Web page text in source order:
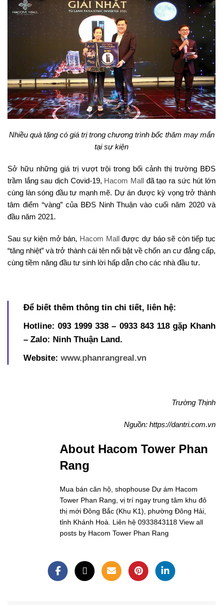
Nhiều quà tặng có giá trị trong chương trình bốc thăm may mắn
tại sự kiện
Sở hữu những giá trị vượt trội trong bối cảnh thị trường BĐS
trầm lắng sau dịch Covid-19, Hacom Mall đã tạo ra sức hút lớn
cùng làn sóng đầu tư mạnh mẽ. Dự án được kỳ vọng trở thành
tâm điểm “vàng” của BĐS Ninh Thuận vào cuối năm 2020 và
đầu năm 2021.
Sau sự kiện mở bán, Hacom Mallđược dự báo sẽ còn tiếp tục
“tăng nhiệt” và trở thành cái tên nổi bật về chốn an cư đẳng cấp,
cùng tiềm năng đầu tư sinh lời hấp dẫn cho các nhà đầu tư.
Để biết thêm thông tin chi tiết, liên hệ:
Hotline: 093 1999 338 – 0933 843 118 gặp Khanh
– Zalo: Ninh Thuận Land.
Website: www.phanrangreal.vn
Trường Thịnh
Nguồn: https://dantri.com.vn
About Hacom Tower Phan
Rang
Mua bán căn hộ, shophouse Dự ám Hacom
Tower Phan Rang, vị trí ngay trung tâm khu đô
thị mới Đông Bắc (Khu K1), phường Đông Hải,
tỉnh Khánh Hoà. Liên hệ 0933843118 View all
posts by Hacom Tower Phan Rang